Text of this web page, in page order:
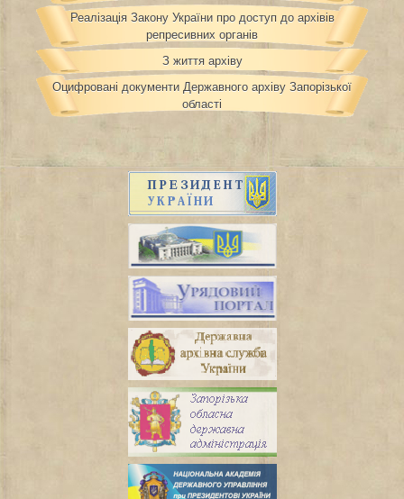
Реалізація Закону України про доступ до архівів
репресивних органів
З життя архіву
Оцифровані документи Державного архіву Запорізької
області